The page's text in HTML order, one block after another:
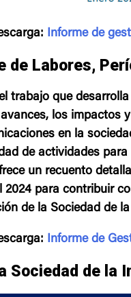
Informe de
de Labores,
trabajo que
los impactos
en la
de actividades
un recuento
2024 para contribuir
de la Sociedad de
Informe de
Sociedad de la